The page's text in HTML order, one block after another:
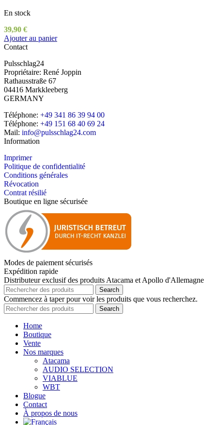
En stock
39,90 €
Ajouter au panier
Contact
Pulsschlag24
Propriétaire: René Joppin
Rathausstraße 67
04416 Markkleeberg
GERMANY
Téléphone: +49 341 86 39 94 00
Téléphone: +49 151 68 40 69 24
Mail: info@pulsschlag24.com
Information
Imprimer
Politique de confidentialité
Conditions générales
Révocation
Contrat résilié
Boutique en ligne sécurisée
Modes de paiement sécurisés
Expédition rapide
Distributeur exclusif des produits Atacama et Apollo d'Allemagne
Search
Commencez à taper pour voir les produits que vous recherchez.
Search
Home
Boutique
Vente
Nos marques
Atacama
AUDIO SELECTION
VIABLUE
WBT
Blogue
Contact
À propos de nous